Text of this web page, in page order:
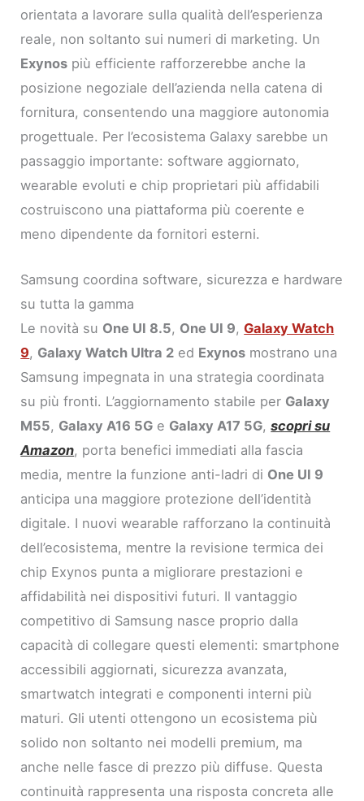
orientata a lavorare sulla qualità dell’esperienza
reale, non soltanto sui numeri di marketing. Un
Exynos più efficiente rafforzerebbe anche la
posizione negoziale dell’azienda nella catena di
fornitura, consentendo una maggiore autonomia
progettuale. Per l’ecosistema Galaxy sarebbe un
passaggio importante: software aggiornato,
wearable evoluti e chip proprietari più affidabili
costruiscono una piattaforma più coerente e
meno dipendente da fornitori esterni.
Samsung coordina software, sicurezza e hardware
su tutta la gamma
Le novità su One UI 8.5, One UI 9,Galaxy Watch
9, Galaxy Watch Ultra 2 ed Exynos mostrano una
Samsung impegnata in una strategia coordinata
su più fronti. L’aggiornamento stabile per Galaxy
M55, Galaxy A16 5G e Galaxy A17 5G,scopri su
Amazon, porta benefici immediati alla fascia
media, mentre la funzione anti-ladri di One UI 9
anticipa una maggiore protezione dell’identità
digitale. I nuovi wearable rafforzano la continuità
dell’ecosistema, mentre la revisione termica dei
chip Exynos punta a migliorare prestazioni e
affidabilità nei dispositivi futuri. Il vantaggio
competitivo di Samsung nasce proprio dalla
capacità di collegare questi elementi: smartphone
accessibili aggiornati, sicurezza avanzata,
smartwatch integrati e componenti interni più
maturi. Gli utenti ottengono un ecosistema più
solido non soltanto nei modelli premium, ma
anche nelle fasce di prezzo più diffuse. Questa
continuità rappresenta una risposta concreta alle